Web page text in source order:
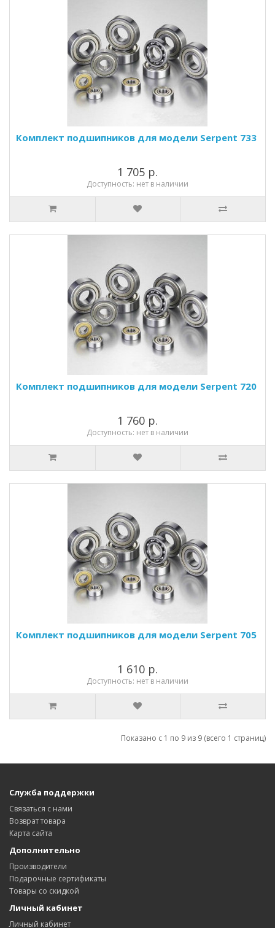
Комплект подшипников для модели Serpent 733
1 705 р.
Доступность: нет в наличии
Комплект подшипников для модели Serpent 720
1 760 р.
Доступность: нет в наличии
Комплект подшипников для модели Serpent 705
1 610 р.
Доступность: нет в наличии
Показано с 1 по 9 из 9 (всего 1 страниц)
Служба поддержки
Связаться с нами
Возврат товара
Карта сайта
Дополнительно
Производители
Подарочные сертификаты
Товары со скидкой
Личный кабинет
Личный кабинет